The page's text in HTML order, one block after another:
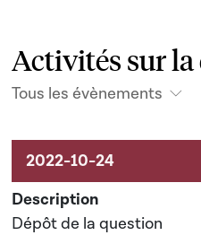
Activités sur
Tous les évènements
Activités sur le dossier
Dépôt de la question